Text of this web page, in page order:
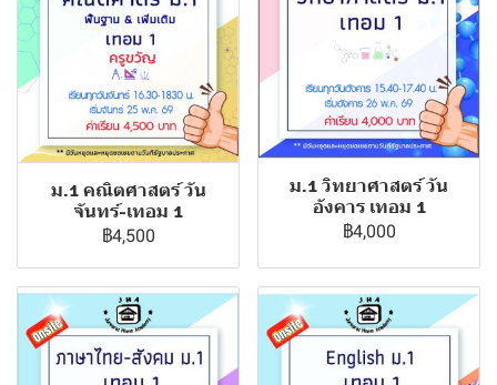
ม.1 คณิตศาสตร์ วัน
จันทร์-เทอม 1
฿4,500
ม.1 วิทยาศาสตร์ วัน
อังคาร เทอม 1
฿4,000